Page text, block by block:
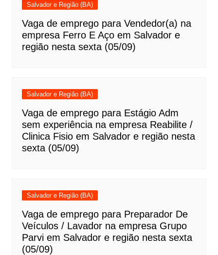
Salvador e Região (BA)
Vaga de emprego para Vendedor(a) na
empresa Ferro E Aço em Salvador e
região nesta sexta (05/09)
Salvador e Região (BA)
Vaga de emprego para Estágio Adm
sem experiência na empresa Reabilite /
Clinica Fisio em Salvador e região nesta
sexta (05/09)
Salvador e Região (BA)
Vaga de emprego para Preparador De
Veículos / Lavador na empresa Grupo
Parvi em Salvador e região nesta sexta
(05/09)